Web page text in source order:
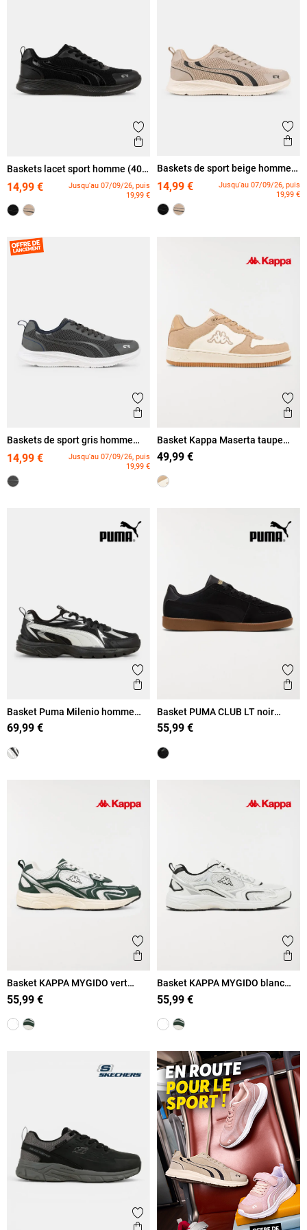
Ajouter aux favoris
Aperçu rapide
Baskets lacet sport homme (40-
14,99 €
Jusqu'au 07/09/26, puis
19,99 €
Baskets de sport beige homme
14,99 €
Jusqu'au 07/09/26, puis
19,99 €
Ajouter aux favoris
Aperçu rapide
Baskets de sport gris homme
(40-46)
14,99 €
Jusqu'au 07/09/26, puis
19,99 €
Basket Kappa Maserta taupe
homme (40-46)
49,99 €
Ajouter aux favoris
Aperçu rapide
Basket Puma Milenio homme
(41-46)
69,99 €
Basket PUMA CLUB LT noir
homme (41-46)
55,99 €
Ajouter aux favoris
Aperçu rapide
Basket KAPPA MYGIDO vert
homme (40-45)
55,99 €
Basket KAPPA MYGIDO blanc
homme (40-45)
55,99 €
Ajouter aux favoris